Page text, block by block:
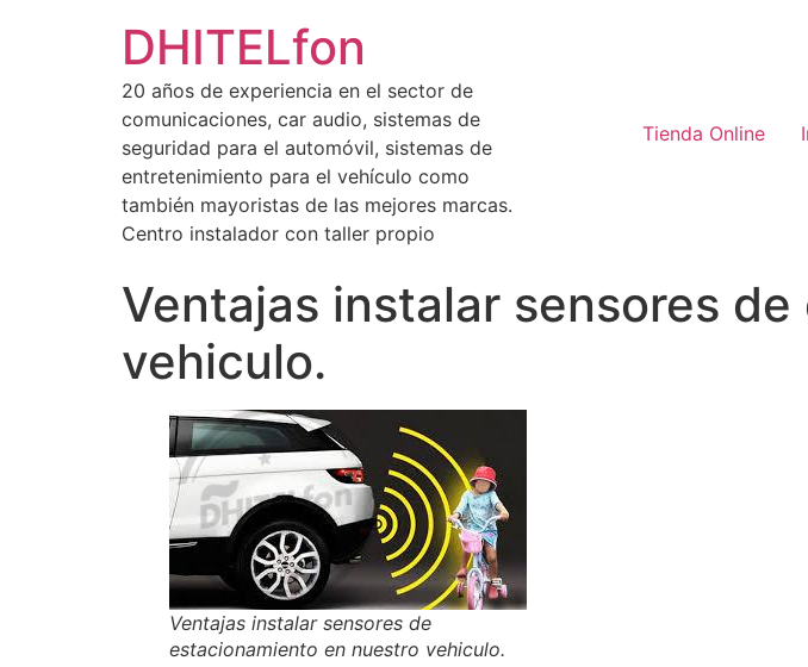
DHITELfon
20 años de experiencia en el sector de
comunicaciones, car audio, sistemas de
seguridad para el automóvil, sistemas de
entretenimiento para el vehículo como
también mayoristas de las mejores marcas.
Centro instalador con taller propio
Tienda Online
Ventajas instalar sensores
vehiculo.
Ventajas instalar sensores de
estacionamiento en nuestro vehiculo.